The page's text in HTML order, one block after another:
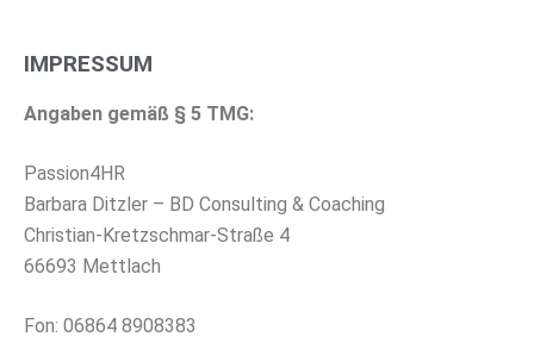
IMPRESSUM
Angaben gemäß § 5 TMG:
Passion4HR
Barbara Ditzler – BD Consulting & Coaching
Christian-Kretzschmar-Straße 4
66693 Mettlach
Fon: 06864 8908383